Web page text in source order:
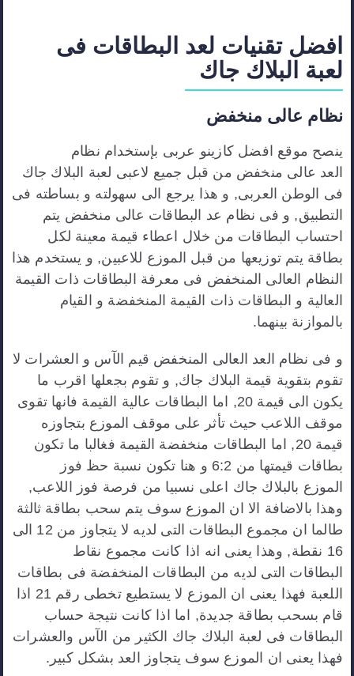
افضل تقنيات لعد البطاقات فى
لعبة البلاك جاك
نظام عالى منخفض
ينصح موقع افضل كازينو عربى بإستخدام نظام
العد عالى منخفض من قبل جميع لاعبى لعبة البلاك جاك
فى الوطن العربى, و هذا يرجع الى سهولته و بساطته فى
التطبيق, و فى نظام عد البطاقات عالى منخفض يتم
احتساب البطاقات من خلال اعطاء قيمة معينة لكل
بطاقة يتم توزيعها من قبل الموزع للاعبين, و يستخدم هذا
النظام العالى المنخفض فى معرفة البطاقات ذات القيمة
العالية و البطاقات ذات القيمة المنخفضة و القيام
بالموازنة بينهما.
و فى نظام العد العالى المنخفض قيم الآس و العشرات لا
تقوم بتقوية قيمة البلاك جاك, و تقوم بجعلها اقرب ما
يكون الى قيمة 20, اما البطاقات عالية القيمة فانها تقوى
موقف اللاعب حيث تأثر على موقف الموزع بتجاوزه
قيمة 20, اما البطاقات منخفضة القيمة فغالبا ما تكون
بطاقات قيمتها من 6:2 و هنا تكون نسبة حظ فوز
الموزع بالبلاك جاك اعلى نسبيا من فرصة فوز اللاعب,
وهذا بالاضافة الا ان الموزع سوف يتم سحب بطاقة ثالثة
طالما ان مجموع البطاقات التى لديه لا يتجاوز من 12 الى
16 نقطة, وهذا يعنى انه اذا كانت مجموع نقاط
البطاقات التى لديه من البطاقات المنخفضة فى بطاقات
اللعبة فهذا يعنى ان الموزع لا يستطيع تخطى رقم 21 اذا
قام بسحب بطاقة جديدة, اما اذا كانت نتيجة حساب
البطاقات فى لعبة البلاك جاك الكثير من الآس والعشرات
فهذا يعنى ان الموزع سوف يتجاوز العد بشكل كبير.